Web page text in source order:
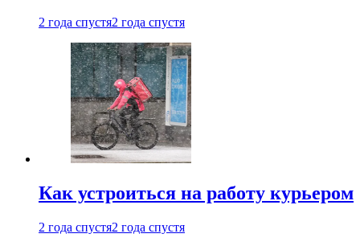
2 года спустя2 года спустя
Как устроиться на работу курьером
2 года спустя2 года спустя